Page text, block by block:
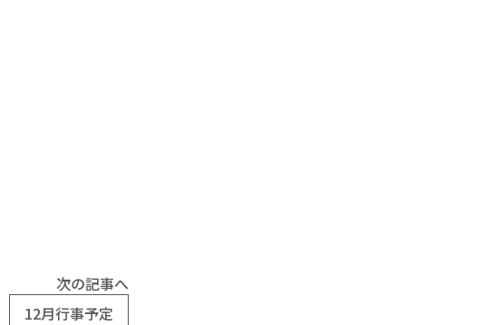
次の記事へ
12月行事予定